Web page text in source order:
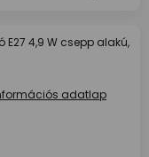
E27 4,9 W csepp alakú,
adatlap